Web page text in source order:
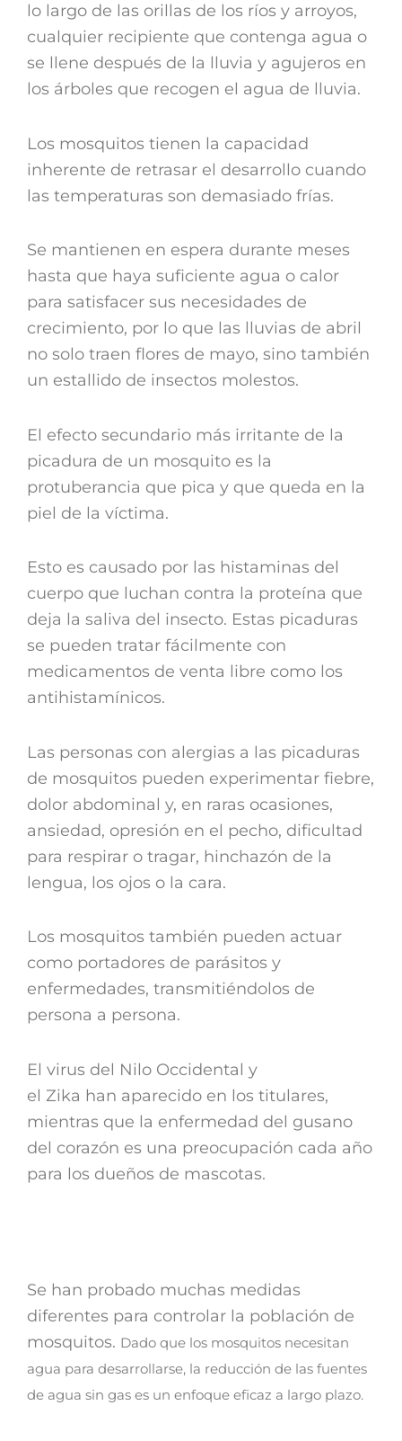
lo largo de las orillas de los ríos y arroyos,
cualquier recipiente que contenga agua o
se llene después de la lluvia y agujeros en
los árboles que recogen el agua de lluvia.
Los mosquitos tienen la capacidad
inherente de retrasar el desarrollo cuando
las temperaturas son demasiado frías.
Se mantienen en espera durante meses
hasta que haya suficiente agua o calor
para satisfacer sus necesidades de
crecimiento, por lo que las lluvias de abril
no solo traen flores de mayo, sino también
un estallido de insectos molestos.
El efecto secundario más irritante de la
picadura de un mosquito es la
protuberancia que pica y que queda en la
piel de la víctima.
Esto es causado por las histaminas del
cuerpo que luchan contra la proteína que
deja la saliva del insecto. Estas picaduras
se pueden tratar fácilmente con
medicamentos de venta libre como los
antihistamínicos.
Las personas con alergias a las picaduras
de mosquitos pueden experimentar fiebre,
dolor abdominal y, en raras ocasiones,
ansiedad, opresión en el pecho, dificultad
para respirar o tragar, hinchazón de la
lengua, los ojos o la cara.
Los mosquitos también pueden actuar
como portadores de parásitos y
enfermedades, transmitiéndolos de
persona a persona.
El virus del Nilo Occidental y
el Zika han aparecido en los titulares,
mientras que la enfermedad del gusano
del corazón es una preocupación cada año
para los dueños de mascotas.
Se han probado muchas medidas
diferentes para controlar la población de
mosquitos. Dado que los mosquitos necesitan
agua para desarrollarse, la reducción de las fuentes
de agua sin gas es un enfoque eficaz a largo plazo.